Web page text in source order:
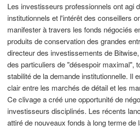
Les investisseurs professionnels ont agi
institutionnels et l'intérêt des conseillers
manifester à travers les fonds négociés
produits de conservation des grandes
directeur des investissements de
des particuliers de "désespoir maximal",
stabilité de la demande institutionnelle. Il
clair entre les marchés de détail et les
Ce clivage a créé une opportunité de
investisseurs disciplinés. Les récents
attiré de nouveaux fonds à long terme de